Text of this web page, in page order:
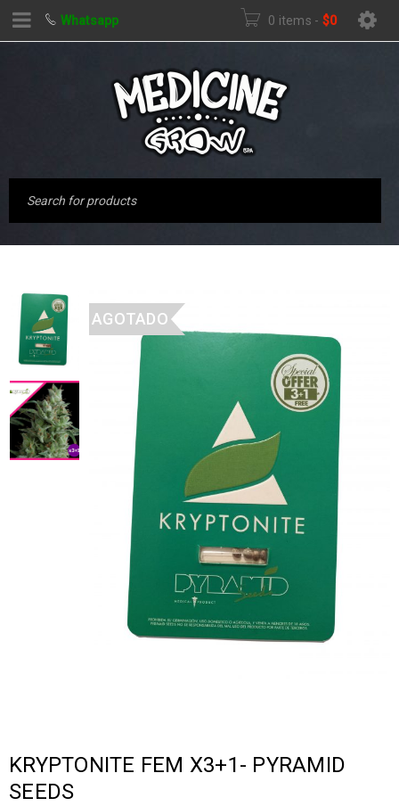
Whatsapp 0 items - $0
AGOTADO
KRYPTONITE FEM X3+1- PYRAMID
SEEDS